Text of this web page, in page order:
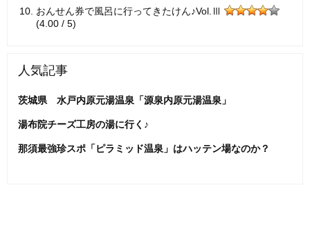
おんせん券で風呂に行ってきたけん♪Vol.Ⅲ
(4.00 / 5)
人気記事
茨城県 水戸内原元湯温泉「源泉内原元湯温泉」
湯布院チーズ工房の湯に行く♪
那須最強珍スポ「ピラミッド温泉」はハッテン場なのか？